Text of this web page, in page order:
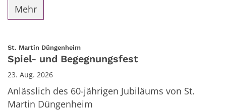
Mehr
St. Martin Düngenheim:
Spiel- und Begegnungsfest
23. Aug. 2026
Anlässlich des 60-jährigen Jubiläums von St.
Martin Düngenheim